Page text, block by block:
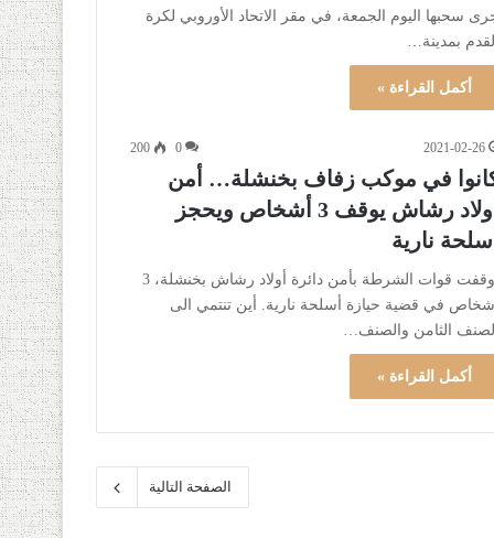
سحبها اليوم الجمعة، في مقر الاتحاد الأوروبي لكرة
القدم بمدينة…
أكمل القراءة »
2021-02-26
0
200
في موكب زفاف بخنشلة… أمن
أولاد رشاش يوقف 3 أشخاص ويحجز
أسلحة نارية
أوقفت قوات الشرطة بأمن دائرة أولاد رشاش بخنشلة، 3
أشخاص في قضية حيازة أسلحة نارية. أين تنتمي الى
الصنف الثامن والصنف…
أكمل القراءة »
الصفحة التالية